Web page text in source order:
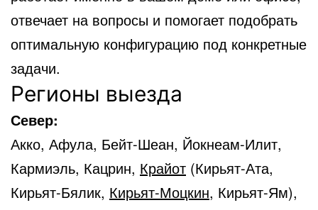
отвечает на вопросы и помогает подобрать
оптимальную конфигурацию под конкретные
задачи.
Регионы выезда
Север:
Акко, Афула, Бейт-Шеан, Йокнеам-Илит,
Кармиэль, Кацрин, Крайот (Кирьят-Ата,
Кирьят-Бялик, Кирьят-Моцкин, Кирьят-Ям),